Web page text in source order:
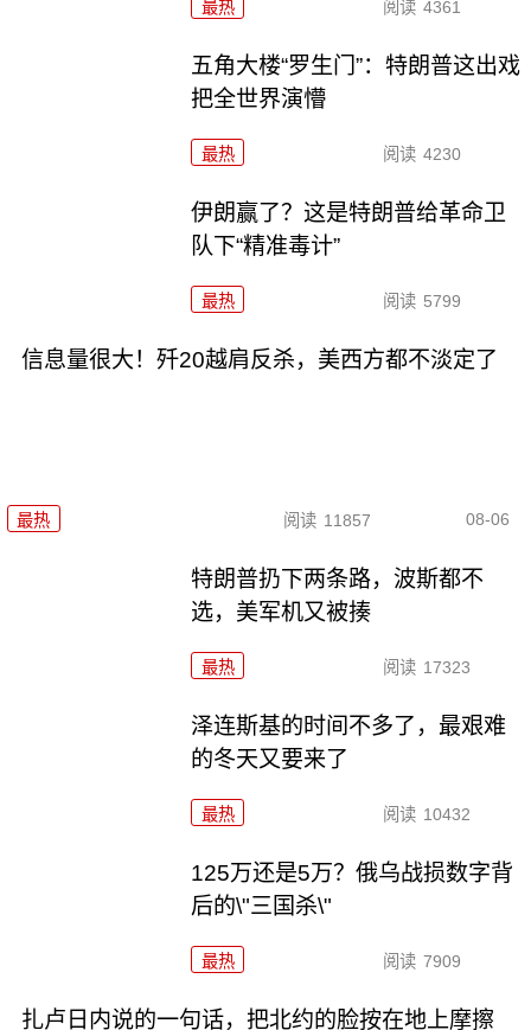
最热 阅读 4361
五角大楼“罗生门”：特朗普这出戏
把全世界演懵
最热 阅读 4230
伊朗赢了？这是特朗普给革命卫
队下“精准毒计”
最热 阅读 5799
信息量很大！歼20越肩反杀，美西方都不淡定了
最热 阅读 11857 08-06
特朗普扔下两条路，波斯都不
选，美军机又被揍
最热 阅读 17323
泽连斯基的时间不多了，最艰难
的冬天又要来了
最热 阅读 10432
125万还是5万？俄乌战损数字背
后的\"三国杀\"
最热 阅读 7909
扎卢日内说的一句话，把北约的脸按在地上摩擦